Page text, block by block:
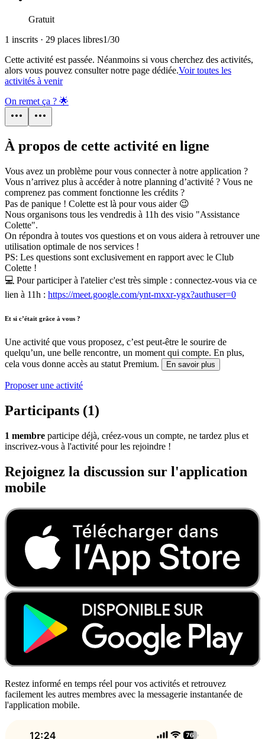
Gratuit
1 inscrits · 29 places libres1/30
Cette activité est passée. Néanmoins si vous cherchez des activités,
alors vous pouvez consulter notre page dédiée.Voir toutes les
activités à venir
On remet ça ? 🌟
À propos de cette activité en ligne
Vous avez un problème pour vous connecter à notre application ?
Vous n’arrivez plus à accéder à notre planning d’activité ? Vous ne
comprenez pas comment fonctionne les crédits ?
Pas de panique ! Colette est là pour vous aider 😉
Nous organisons tous les vendredis à 11h des visio "Assistance
Colette".
On répondra à toutes vos questions et on vous aidera à retrouver une
utilisation optimale de nos services !
PS: Les questions sont exclusivement en rapport avec le Club
Colette !
💻 Pour participer à l'atelier c'est très simple : connectez-vous via ce
lien à 11h : https://meet.google.com/ynt-mxxr-ygx?authuser=0
Et si c’était grâce à vous ?
Une activité que vous proposez, c’est peut-être le sourire de
quelqu’un, une belle rencontre, un moment qui compte. En plus,
cela vous donne accès au statut Premium.
En savoir plus
Proposer une activité
Participants (1)
1 membre participe déjà, créez-vous un compte, ne tardez plus et
inscrivez-vous à l'activité pour les rejoindre !
Rejoignez la discussion sur l'application
mobile
Restez informé en temps réel pour vos activités et retrouvez
facilement les autres membres avec la messagerie instantanée de
l'application mobile.